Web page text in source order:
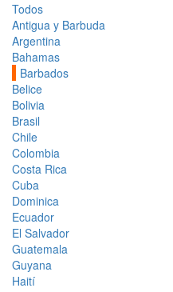
Todos
Antigua y Barbuda
Argentina
Bahamas
Barbados
Belice
Bolivia
Brasil
Chile
Colombia
Costa Rica
Cuba
Dominica
Ecuador
El Salvador
Guatemala
Guyana
Haití